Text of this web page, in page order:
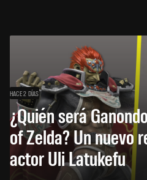
HACE 2 DÍAS
¿Quién será
of Zelda? Un nuevo
actor Uli Latukefu